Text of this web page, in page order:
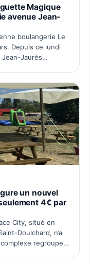
Magique
avenue Jean-
boulangerie Le
Depuis ce lundi
Jaurès
un nouvel
4€ par
City, situé en
Doulchard, n’a
regroupe